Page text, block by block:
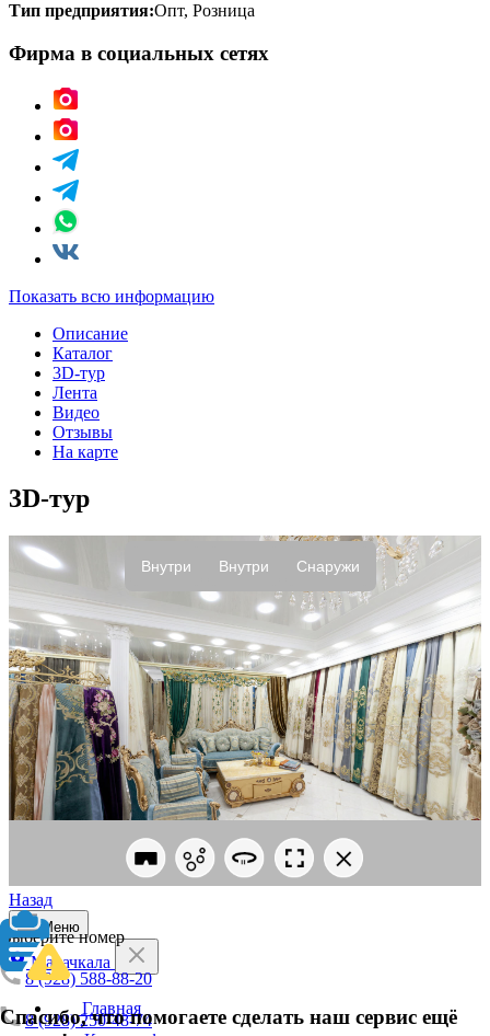
Тип предприятия:Опт, Розница
Фирма в социальных сетях
Показать всю информацию
Описание
Каталог
3D-тур
Лента
Видео
Отзывы
На карте
3D-тур
Назад
Выберите номер
8 (928) 588-88-20
8 (928) 250-48-74
Спасибо, что помогаете сделать наш сервис ещё
Меню
Махачкала
Главная